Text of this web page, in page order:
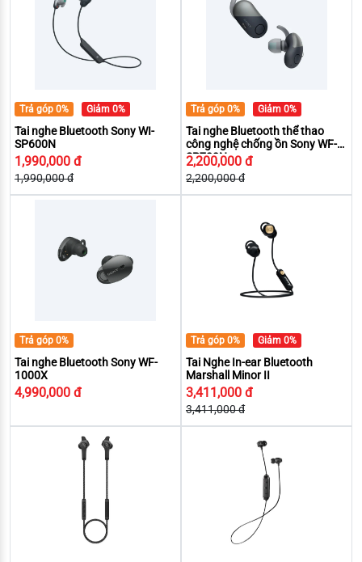
Trả góp 0% Giảm 0%
Tai nghe Bluetooth Sony WI-
SP600N
1,990,000 đ
1,990,000 đ
Trả góp 0% Giảm 0%
Tai nghe Bluetooth thể thao
công nghệ chống ồn Sony WF-
SP700N
2,200,000 đ
2,200,000 đ
Trả góp 0%
Tai nghe Bluetooth Sony WF-
1000X
4,990,000 đ
Trả góp 0% Giảm 0%
Tai Nghe In-ear Bluetooth
Marshall Minor II
3,411,000 đ
3,411,000 đ